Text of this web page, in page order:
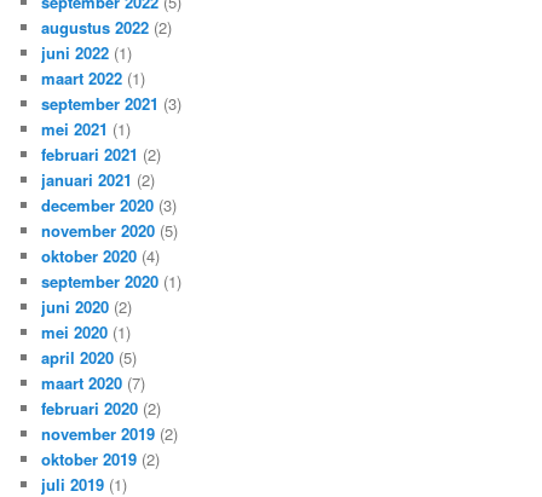
augustus 2022 (2)
juni 2022 (1)
maart 2022 (1)
september 2021 (3)
mei 2021 (1)
februari 2021 (2)
januari 2021 (2)
december 2020 (3)
november 2020 (5)
oktober 2020 (4)
september 2020 (1)
juni 2020 (2)
mei 2020 (1)
april 2020 (5)
maart 2020 (7)
februari 2020 (2)
november 2019 (2)
oktober 2019 (2)
juli 2019 (1)